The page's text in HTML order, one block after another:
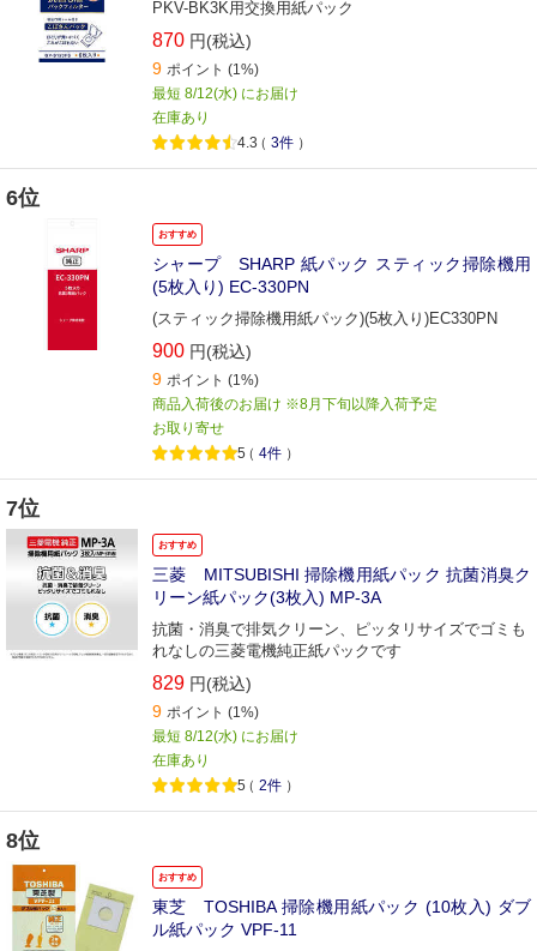
PKV-BK3K用交換用紙パック
870 円(税込)
9 ポイント (1%)
最短 8/12(水) にお届け
在庫あり
4.3（3件 ）
6位
おすすめ
シャープ SHARP 紙パック スティック掃除機用
(5枚入り) EC-330PN
(スティック掃除機用紙パック)(5枚入り)EC330PN
900 円(税込)
9 ポイント (1%)
商品入荷後のお届け ※8月下旬以降入荷予定
お取り寄せ
5（4件 ）
7位
おすすめ
三菱 MITSUBISHI 掃除機用紙パック 抗菌消臭ク
リーン紙パック(3枚入) MP-3A
抗菌・消臭で排気クリーン、ピッタリサイズでゴミも
れなしの三菱電機純正紙パックです
829 円(税込)
9 ポイント (1%)
最短 8/12(水) にお届け
在庫あり
5（2件 ）
8位
おすすめ
東芝 TOSHIBA 掃除機用紙パック (10枚入) ダブ
ル紙パック VPF-11